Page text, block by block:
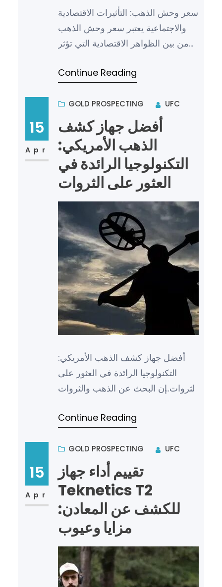
سعر وحش الذهب: التأثيرات الاقتصادية
والاجتماعية يعتبر سعر وحش الذهب
من بين الظواهر الاقتصادية التي تؤثر
والاجتماعية للفرد و…
Continue Reading
15
Apr
GOLD PROSPECTING UFC
أفضل جهاز كشف
الذهب الأمريكي:
التكنولوجيا الرائدة في
العثور على الثروات
أفضل جهاز كشف الذهب الأمريكي:
التكنولوجيا الرائدة في العثور على
الثروات إن البحث عن الذهب والثروات
Continue Reading
15
Apr
GOLD PROSPECTING UFC
تقييم أداء جهاز
Teknetics T2
للكشف عن المعادن:
مزايا وعيوب